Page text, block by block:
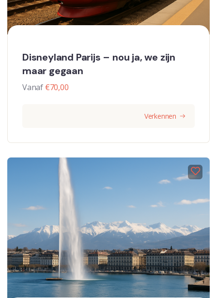
Disneyland Parijs – nou ja, we zijn
maar gegaan
Vanaf €70,00
Verkennen